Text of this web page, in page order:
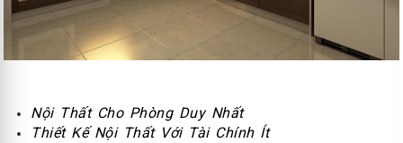
Nội Thất Cho Phòng Duy Nhất
Thiết Kế Nội Thất Với Tài Chính Ít